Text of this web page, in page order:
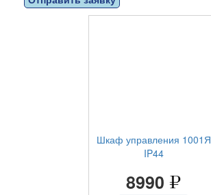
Шкаф управления 1001Я
IP44
8990